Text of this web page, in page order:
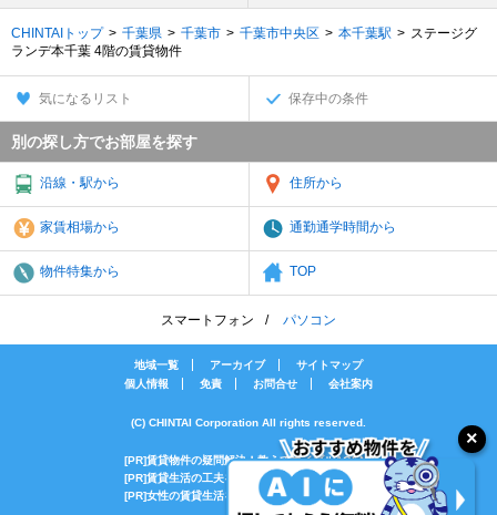
CHINTAIトップ 千葉県 千葉市 千葉市中央区 本千葉駅
ステージグ
ランデ本千葉 4階の賃貸物件
気になるリスト 保存中の条件
別の探し方でお部屋を探す
沿線・駅から 住所から
家賃相場から 通勤通学時間から
物件特集から TOP
スマートフォン パソコン
地域一覧 アーカイブ
サイトマップ
個人情報
免責 お問合せ 会社案内
(C) CHINTAI Corporation All rights reserved.
[PR]賃貸物件の疑問解決！教えてエイブルAGENT
[PR]賃貸生活の工夫を紹介！CHINTAI情報局
[PR]女性の賃貸生活を応援！Woman.CHINTAI